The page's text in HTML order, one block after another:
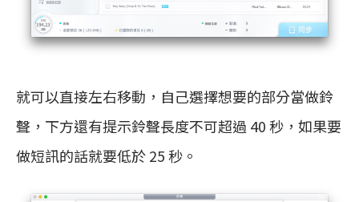
就可以直接左右移動，自己選擇想要的部分當做鈴
聲，下方還有提示鈴聲長度不可超過 40 秒，如果要
做短訊的話就要低於 25 秒。